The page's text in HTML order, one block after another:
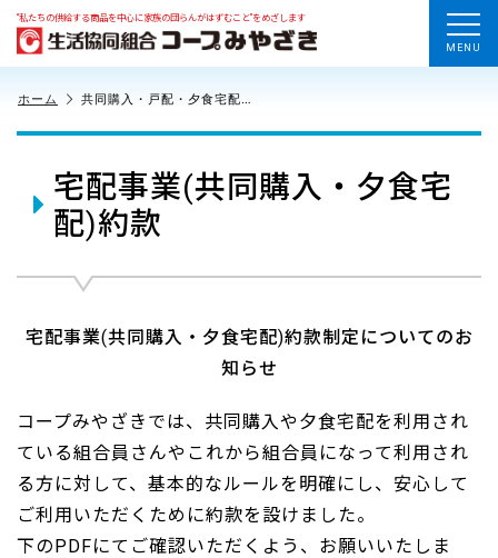
“私たちの供給する商品を中心に家族の団らんがはずむこと”をめざします
MENU
ホーム 共同購入・戸配・夕食宅配…
宅配事業(共同購入・夕食宅
配)約款
宅配事業(共同購入・夕食宅配)約款制定についてのお
知らせ
コープみやざきでは、共同購入や夕食宅配を利用され
ている組合員さんやこれから組合員になって利用され
る方に対して、基本的なルールを明確にし、安心して
ご利用いただくために約款を設けました。
下のPDFにてご確認いただくよう、お願いいたしま